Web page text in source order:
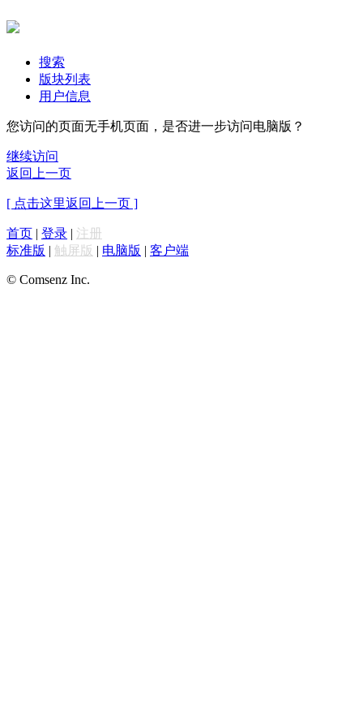
搜索
版块列表
用户信息
您访问的页面无手机页面，是否进一步访问电脑版？
继续访问
返回上一页
[ 点击这里返回上一页 ]
首页 | 登录 | 注册
标准版 | 触屏版 | 电脑版 | 客户端
© Comsenz Inc.